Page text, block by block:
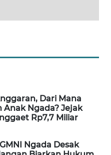
Dari Mana
Anak Ngada? Jejak
Rp7,7 Miliar
Ngada Desak